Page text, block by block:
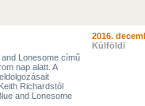
Lonesome című
nap alatt. A
Richardstól
and Lonesome
2016.
Külföldi